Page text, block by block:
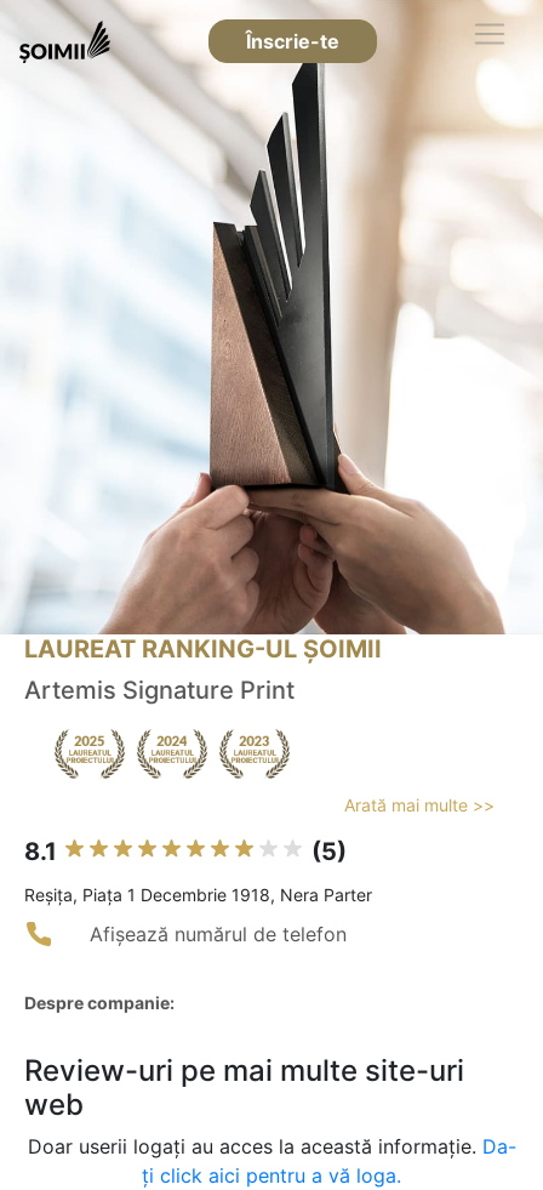
Înscrie-te
LAUREAT RANKING-UL ȘOIMII
Artemis Signature Print
Arată mai multe >>
8.1 (5)
Reşiţa, Piața 1 Decembrie 1918, Nera Parter
Afișează numărul de telefon
Despre companie:
Review-uri pe mai multe site-uri
web
Doar userii logați au acces la această informație. Da-
ți click aici pentru a vă loga.